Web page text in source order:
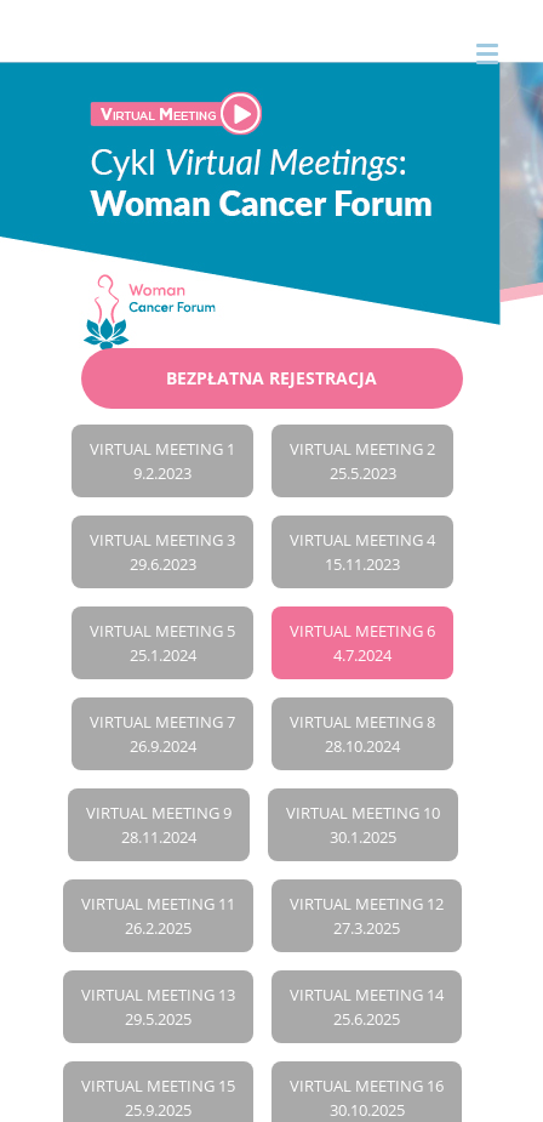
BEZPŁATNA REJESTRACJA
VIRTUAL MEETING 1
9.2.2023
VIRTUAL MEETING 2
25.5.2023
VIRTUAL MEETING 3
29.6.2023
VIRTUAL MEETING 4
15.11.2023
VIRTUAL MEETING 5
25.1.2024
VIRTUAL MEETING 6
4.7.2024
VIRTUAL MEETING 7
26.9.2024
VIRTUAL MEETING 8
28.10.2024
VIRTUAL MEETING 9
28.11.2024
VIRTUAL MEETING 10
30.1.2025
VIRTUAL MEETING 11
26.2.2025
VIRTUAL MEETING 12
27.3.2025
VIRTUAL MEETING 13
29.5.2025
VIRTUAL MEETING 14
25.6.2025
VIRTUAL MEETING 15
25.9.2025
VIRTUAL MEETING 16
30.10.2025